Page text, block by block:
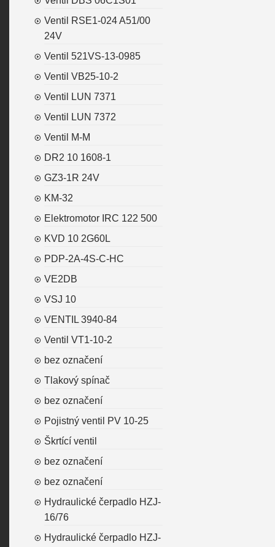
Ventil RSE1-024 A51/00
24V
Ventil 521VS-13-0985
Ventil VB25-10-2
Ventil LUN 7371
Ventil LUN 7372
Ventil M-M
DR2 10 1608-1
GZ3-1R 24V
KM-32
Elektromotor IRC 122 500
KVD 10 2G60L
PDP-2A-4S-C-HC
VE2DB
VSJ 10
VENTIL 3940-84
Ventil VT1-10-2
bez označení
Tlakový spínač
bez označení
Pojistný ventil PV 10-25
Škrtící ventil
bez označení
bez označení
Hydraulické čerpadlo HZJ-
16/76
Hydraulické čerpadlo HZJ-